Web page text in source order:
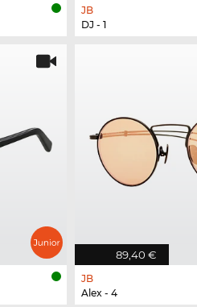
JB
DJ - 1
89,40 €
JB
Alex - 4